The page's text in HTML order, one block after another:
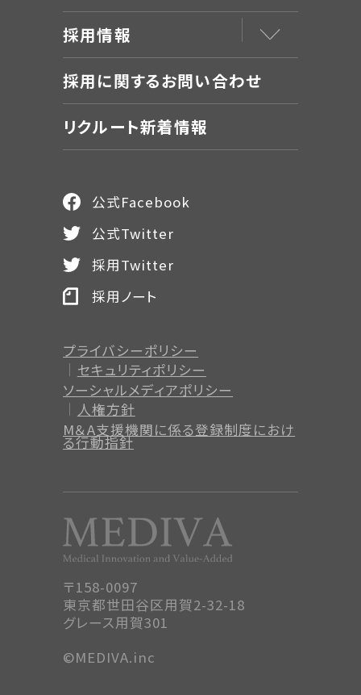
採用情報
採用に関するお問い合わせ
リクルート新着情報
〒158-0097
東京都世田谷区用賀2-32-18
グレース用賀301
プライバシーポリシー
セキュリティポリシー
ソーシャルメディアポリシー
人権方針
M＆A支援機関に係る登録制度におけ
る行動指針
公式Facebook
公式Twitter
採用Twitter
採用ノート
©MEDIVA.inc